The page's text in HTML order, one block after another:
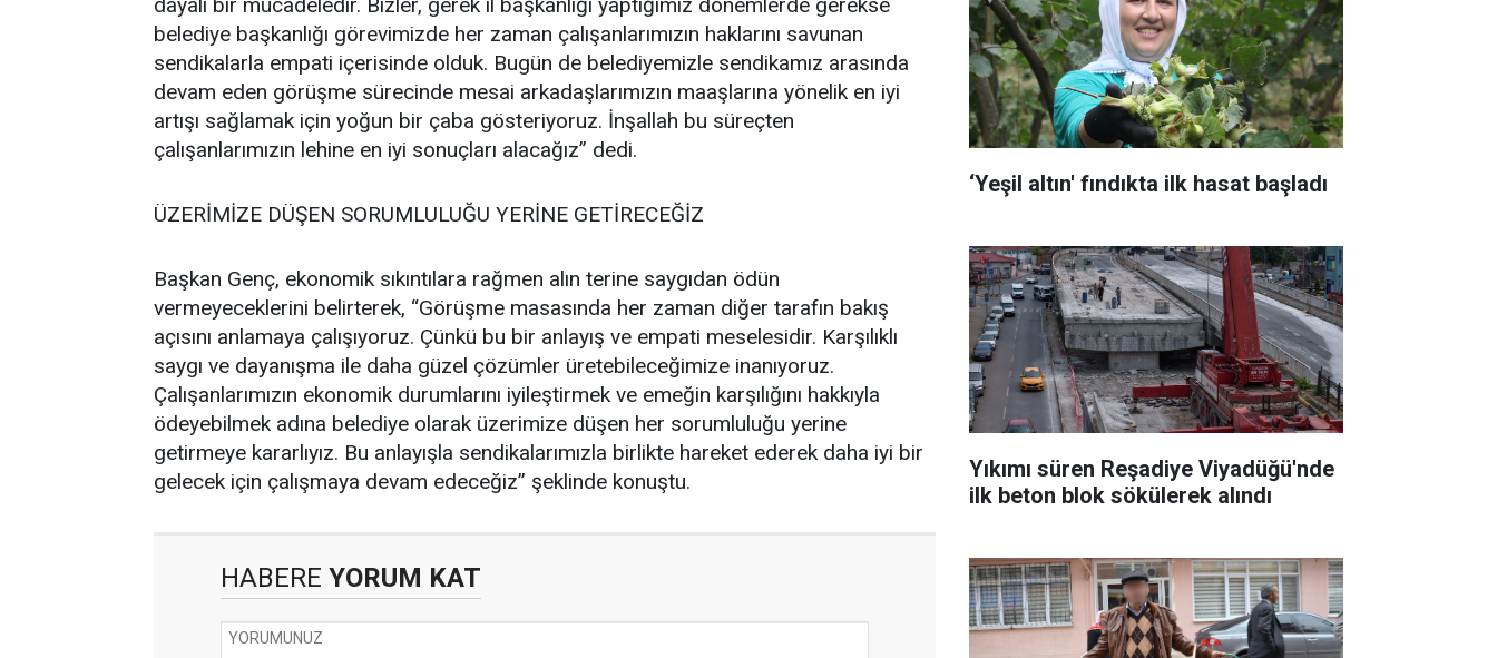
belediye başkanlığı görevimizde her zaman çalışanlarımızın haklarını savunan
sendikalarla empati içerisinde olduk. Bugün de belediyemizle sendikamız arasında
devam eden görüşme sürecinde mesai arkadaşlarımızın maaşlarına yönelik en iyi
artışı sağlamak için yoğun bir çaba gösteriyoruz. İnşallah bu süreçten
çalışanlarımızın lehine en iyi sonuçları alacağız” dedi.
ÜZERİMİZE DÜŞEN SORUMLULUĞU YERİNE GETİRECEĞİZ
Başkan Genç, ekonomik sıkıntılara rağmen alın terine saygıdan ödün
vermeyeceklerini belirterek, “Görüşme masasında her zaman diğer tarafın bakış
açısını anlamaya çalışıyoruz. Çünkü bu bir anlayış ve empati meselesidir. Karşılıklı
saygı ve dayanışma ile daha güzel çözümler üretebileceğimize inanıyoruz.
Çalışanlarımızın ekonomik durumlarını iyileştirmek ve emeğin karşılığını hakkıyla
ödeyebilmek adına belediye olarak üzerimize düşen her sorumluluğu yerine
getirmeye kararlıyız. Bu anlayışla sendikalarımızla birlikte hareket ederek daha iyi bir
gelecek için çalışmaya devam edeceğiz” şeklinde konuştu.
HABERE YORUM KAT
‘Yeşil altın' fındıkta ilk hasat başladı
Yıkımı süren Reşadiye Viyadüğü'nde
ilk beton blok sökülerek alındı